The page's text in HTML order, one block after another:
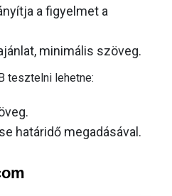
a figyelmet a
minimális szöveg.
tesztelni lehetne:
határidő megadásával.